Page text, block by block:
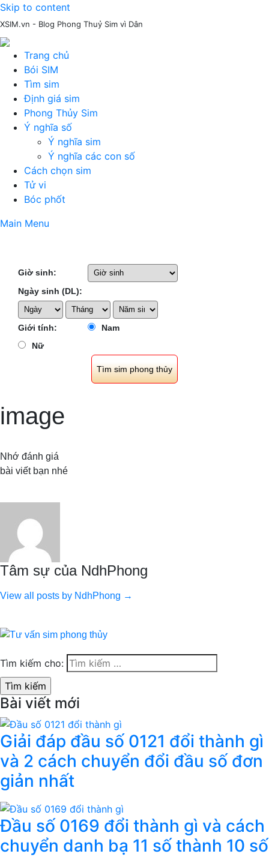
Skip to content
XSIM.vn - Blog Phong Thuỷ Sim vì Dân
Trang chủ
Bói SIM
Tìm sim
Định giá sim
Phong Thủy Sim
Ý nghĩa số
Ý nghĩa sim
Ý nghĩa các con số
Cách chọn sim
Tử vi
Bóc phốt
Main Menu
Giờ sinh:
Ngày sinh (DL):
Giới tính:
Nam
Nữ
image
Nhớ đánh giá
bài viết bạn nhé
Tâm sự của NdhPhong
View all posts by NdhPhong →
Tìm kiếm cho:
Bài viết mới
Giải đáp đầu số 0121 đổi thành gì
và 2 cách chuyển đổi đầu số đơn
giản nhất
Đầu số 0169 đổi thành gì và cách
chuyển danh bạ 11 số thành 10 số